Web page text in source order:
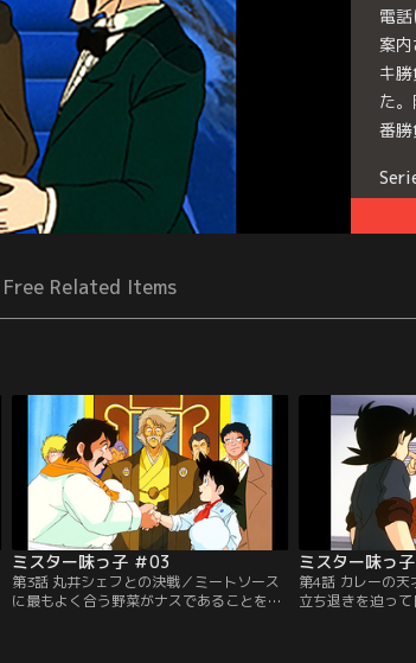
電
案
キ
た
番
Free Related Items
ミスター味っ子 ＃03
第3話 丸井シェフとの決戦／ミートソース
に最もよく合う野菜がナスであることを見
ミスター味っ
第4話 カレーの
立ち退きを迫っ